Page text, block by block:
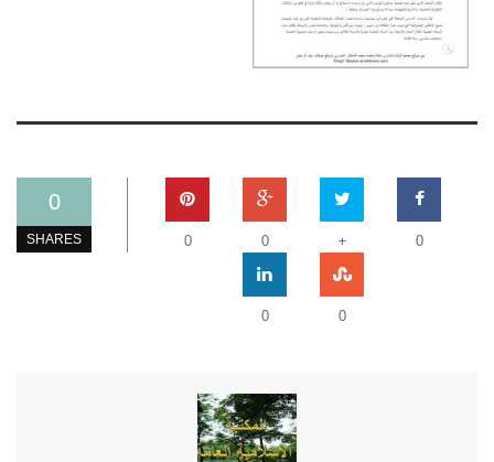
0
SHARES 0
+
0
0
0
0